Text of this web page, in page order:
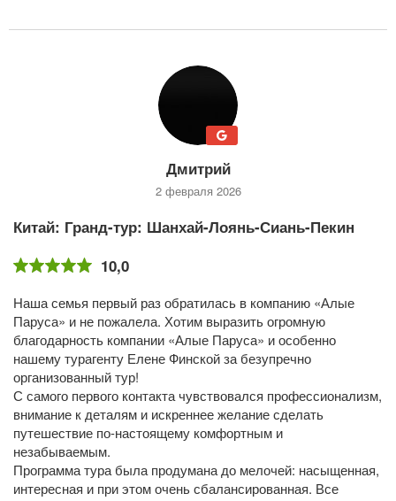
Дмитрий
2 февраля 2026
Китай: Гранд-тур: Шанхай-Лоянь-Сиань-Пекин
10,0
Наша семья первый раз обратилась в компанию «Алые
Паруса» и не пожалела. Хотим выразить огромную
благодарность компании «Алые Паруса» и особенно
нашему турагенту Елене Финской за безупречно
организованный тур!
С самого первого контакта чувствовался профессионализм,
внимание к деталям и искреннее желание сделать
путешествие по-настоящему комфортным и
незабываемым.
Программа тура была продумана до мелочей: насыщенная,
интересная и при этом очень сбалансированная. Все